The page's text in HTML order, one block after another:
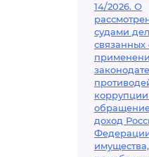
14/2026. О
судами
связанных
доход
имущества,